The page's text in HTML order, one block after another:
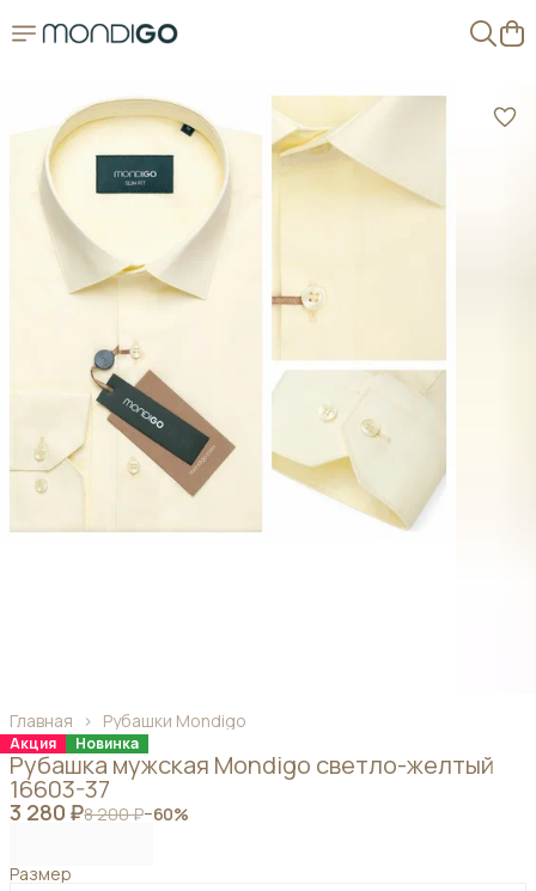
Рубашки Mondigo
Главная ›
Акция Новинка
Рубашка мужская Mondigo светло-желтый
16603-37
3 280 ₽8 200 ₽−60%
Размер